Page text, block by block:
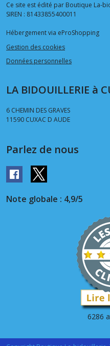
Ce site est édité par Boutique La-
SIREN : 81433855400011
Hébergement via eProShopping
Gestion des cookies
Données personnelles
LA BIDOUILLERIE à
6 CHEMIN DES GRAVES
11590 CUXAC D AUDE
Parlez de nous
Note globale : 4,9/5
6286